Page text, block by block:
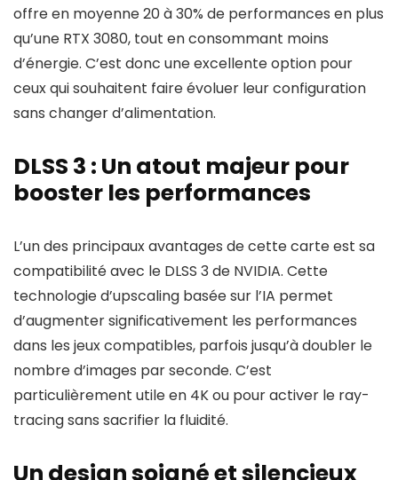
offre en moyenne 20 à 30% de performances en plus
qu’une RTX 3080, tout en consommant moins
d’énergie. C’est donc une excellente option pour
ceux qui souhaitent faire évoluer leur configuration
sans changer d’alimentation.
DLSS 3 : Un atout majeur pour
booster les performances
L’un des principaux avantages de cette carte est sa
compatibilité avec le DLSS 3 de NVIDIA. Cette
technologie d’upscaling basée sur l’IA permet
d’augmenter significativement les performances
dans les jeux compatibles, parfois jusqu’à doubler le
nombre d’images par seconde. C’est
particulièrement utile en 4K ou pour activer le ray-
tracing sans sacrifier la fluidité.
Un design soigné et silencieux